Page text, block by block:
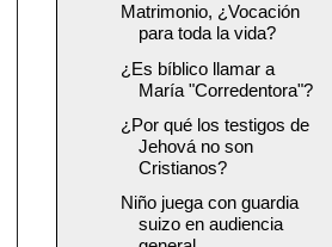
Matrimonio, ¿Vocación
para toda la vida?
¿Es bíblico llamar a
María "Corredentora"?
¿Por qué los testigos de
Jehová no son
Cristianos?
Niño juega con guardia
suizo en audiencia